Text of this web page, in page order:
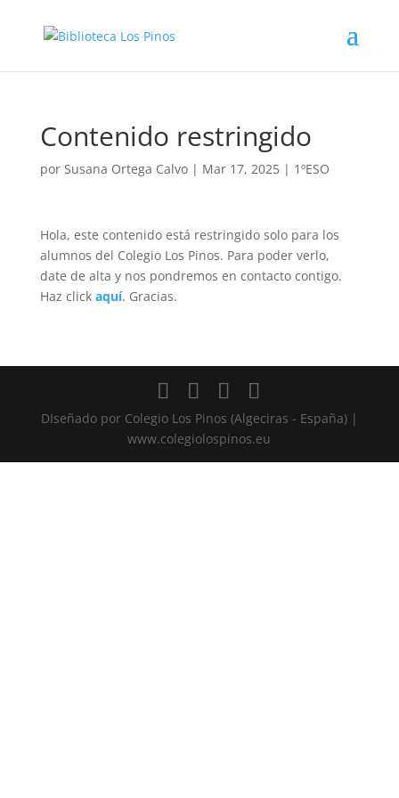
Contenido restringido
por Susana Ortega Calvo| Mar 17, 2025| 1ºESO
Hola, este contenido está restringido solo para los
alumnos del Colegio Los Pinos. Para poder verlo,
date de alta y nos pondremos en contacto contigo.
Haz click aquí. Gracias.
DIseñado por Colegio Los Pinos (Algeciras - España) |
www.colegiolospinos.eu